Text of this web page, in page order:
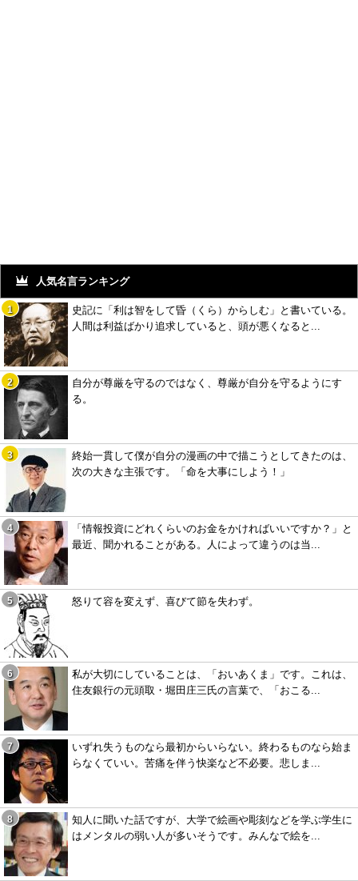
人気名言ランキング
史記に「利は智をして昏（くら）からしむ」と書いている。
人間は利益ばかり追求していると、頭が悪くなると...
自分が尊厳を守るのではなく、尊厳が自分を守るようにす
る。
終始一貫して僕が自分の漫画の中で描こうとしてきたのは、
次の大きな主張です。「命を大事にしよう！」
「情報投資にどれくらいのお金をかければいいですか？」と
最近、聞かれることがある。人によって違うのは当...
怒りて容を変えず、喜びて節を失わず。
私が大切にしていることは、「おいあくま」です。これは、
住友銀行の元頭取・堀田庄三氏の言葉で、「おこる...
いずれ失うものなら最初からいらない。終わるものなら始ま
らなくていい。苦痛を伴う快楽など不必要。悲しま...
知人に聞いた話ですが、大学で絵画や彫刻などを学ぶ学生に
はメンタルの弱い人が多いそうです。みんなで絵を...